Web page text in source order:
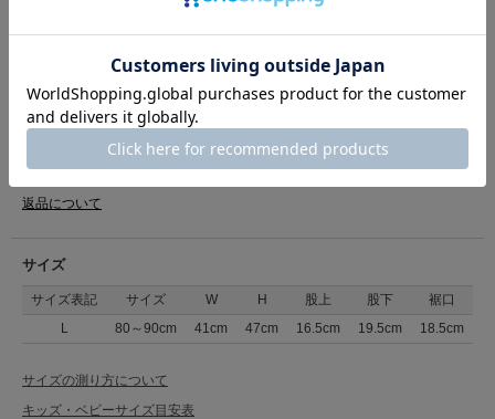
カテゴリ ソックス・タイツ > ソックス・タイツ(ベビー)
本体:綿95%、ポリウレタン5%
原産国 中国製
30961061
返品について
サイズ
サイズ表記 サイズ W H 股上 股下
裾口
L
80～90cm 41cm 47cm 16.5cm 19.5cm 18.5cm
サイズの測り方について
キッズ・ベビーサイズ目安表